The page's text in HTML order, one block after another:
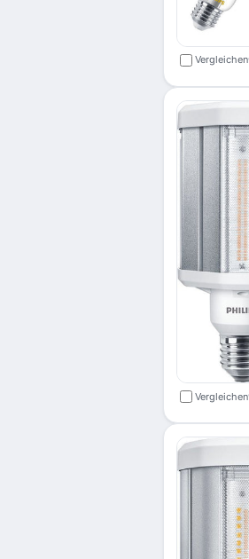
Vergleichen
Vergleichen